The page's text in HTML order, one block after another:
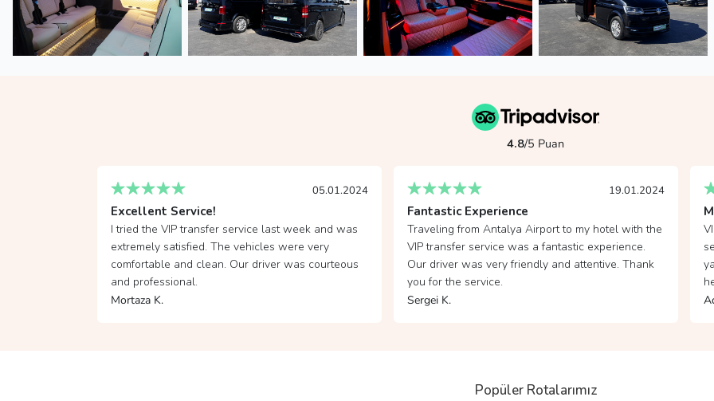
4.8/5 Puan
19.01.2024
Fantastic Experience
Traveling from Antalya Airport to my hotel with the
VIP transfer service was a fantastic experience.
Our driver was very friendly and attentive. Thank
you for the service.
Sergei K.
17.02.2024
Mükemmel Deneyim
VIP transfer hizmetinizle SAW'den Beşiktaş'a
seyahat ettim. Şoförümüz çok kibar ve
yardımseverdi. Yolculuk boyunca ihtiyacımız olan
her şey düşünülmüştü.
Ada B.
Popüler Rotalarımız